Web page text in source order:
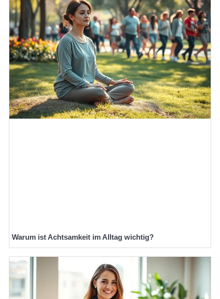
Warum ist Achtsamkeit im Alltag wichtig?